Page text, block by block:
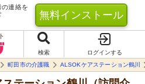
の連絡を
無料インストール
検索
ログインする
町田市の介護職 ALSOKケアステーション鶴川